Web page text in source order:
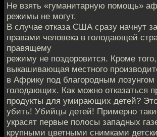
Не взять «гуманитарную помощь»
режимы не могут.
В случае отказа США сразу начнут
правами человека в голодающей
правящему
режиму не поздоровится. Кроме того,
выкашивающая местного
в Африку под благородным лозунгом
голодающих. Как можно отказаться
продукты для умирающих детей?
убить! Убийцы детей! Примерно
украсят первые полосы западных
крупными цветными снимками